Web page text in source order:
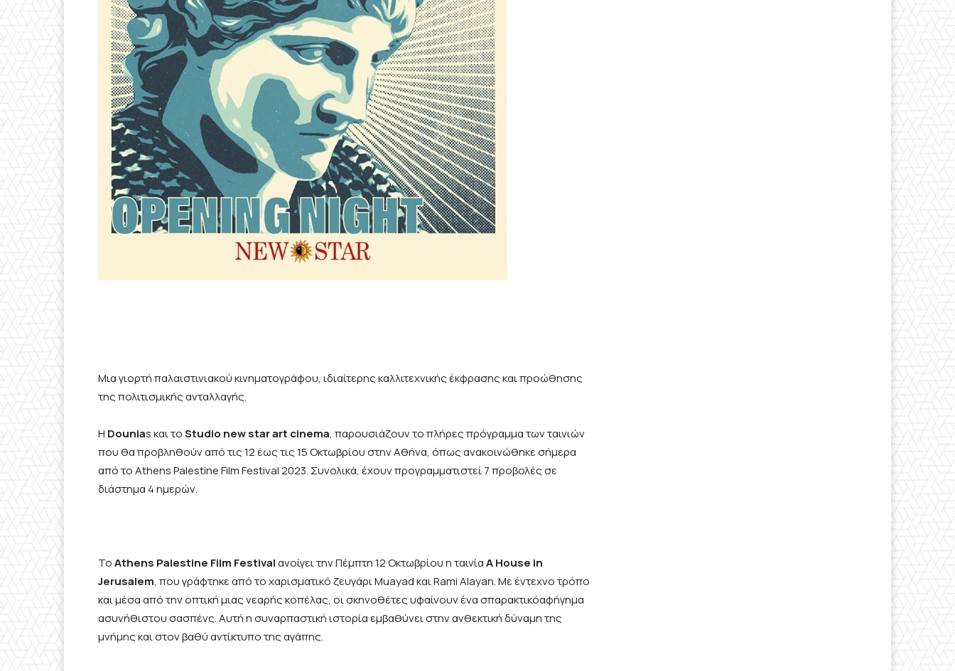
Μια γιορτή παλαιστινιακού κινηματογράφου, ιδιαίτερης καλλιτεχνικής έκφρασης και προώθησης
της πολιτισμικής ανταλλαγής.
Η Dounias και τοStudio newstarart cinema, παρουσιάζουν το πλήρες πρόγραμμα των ταινιών
που θα προβληθούν από τις 12 έως τις 15 Οκτωβρίου στην Αθήνα, όπως ανακοινώθηκε σήμερα
από το Athens Palestine Film Festival 2023. Συνολικά, έχουν προγραμματιστεί 7 προβολές σε
διάστημα 4 ημερών.
ΤοAthens Palestine Film Festivalανοίγει την Πέμπτη 12 Οκτωβρίου η ταινίαAHouse in
Jerusalem, που γράφτηκε από το χαρισματικό ζευγάρι Muayad και Rami Alayan. Με έντεχνο τρόπο
και μέσα από την οπτική μιας νεαρής κοπέλας, οι σκηνοθέτες υφαίνουν ένα σπαρακτικόαφήγημα
ασυνήθιστου σασπένς. Αυτή η συναρπαστική ιστορία εμβαθύνει στην ανθεκτική δύναμη της
μνήμης και στον βαθύ αντίκτυπο της αγάπης.